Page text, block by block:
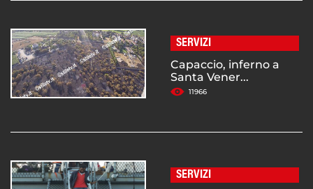
SERVIZI
Capaccio, inferno a
Santa Vener...
11966
SERVIZI